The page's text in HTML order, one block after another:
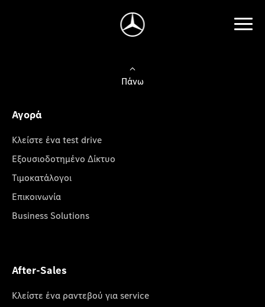
Πάνω
Αγορά
Κλείστε ένα test drive
Εξουσιοδοτημένο Δίκτυο
Τιμοκατάλογοι
Επικοινωνία
Business Solutions
After-Sales
Κλείστε ένα ραντεβού για service